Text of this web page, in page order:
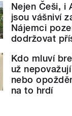
Nejen Češi, i
jsou vášniví
Nájemci
dodržovat
Kdo mluví
už
nebo
na to hrdí